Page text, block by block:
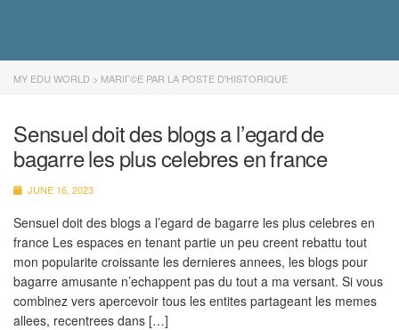
MY EDU WORLD > MARIГ©E PAR LA POSTE D'HISTORIQUE
Sensuel doit des blogs a l’egard de
bagarre les plus celebres en france
JUNE 16, 2023
Sensuel doit des blogs a l’egard de bagarre les plus celebres en
france Les espaces en tenant partie un peu creent rebattu tout
mon popularite croissante les dernieres annees, les blogs pour
bagarre amusante n’echappent pas du tout a ma versant. Si vous
combinez vers apercevoir tous les entites partageant les memes
allees, recentrees dans […]